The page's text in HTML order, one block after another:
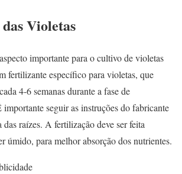
Violetas
importante para o cultivo de violetas
fertilizante específico para violetas, que
4-6 semanas durante a fase de
seguir as instruções do fabricante
raízes. A fertilização deve ser feita
úmido, para melhor absorção dos nutrientes.